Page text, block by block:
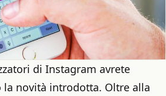
di Instagram avrete
novità introdotta. Oltre alla